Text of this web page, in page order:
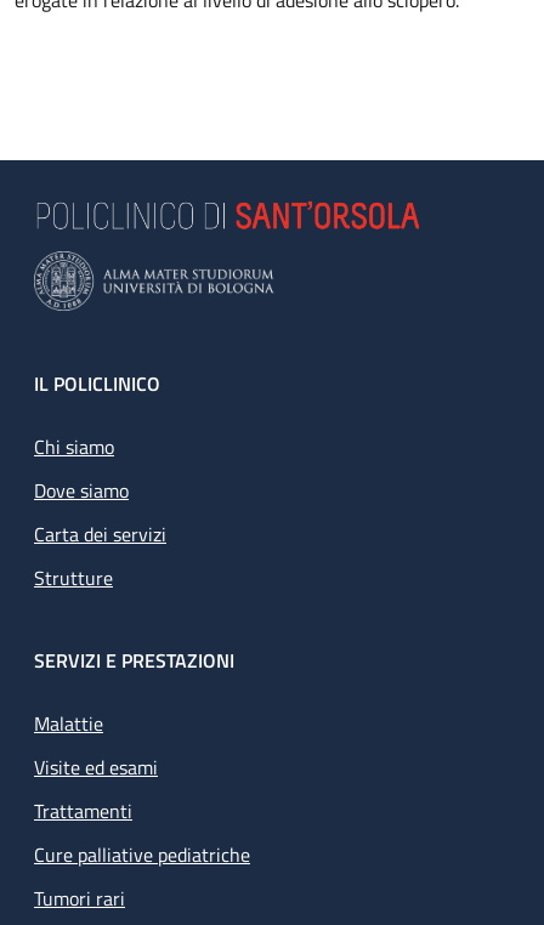
Footer
IL POLICLINICO
Chi siamo
Dove siamo
Carta dei servizi
Strutture
SERVIZI E PRESTAZIONI
Malattie
Visite ed esami
Trattamenti
Cure palliative pediatriche
Tumori rari